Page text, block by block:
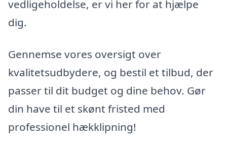
vedligeholdelse, er vi her for at hjælpe
dig.
Gennemse vores oversigt over
kvalitetsudbydere, og bestil et tilbud, der
passer til dit budget og dine behov. Gør
din have til et skønt fristed med
professionel hækklipning!